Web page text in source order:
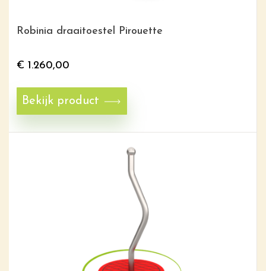
Robinia draaitoestel Pirouette
€ 1.260,00
Bekijk product